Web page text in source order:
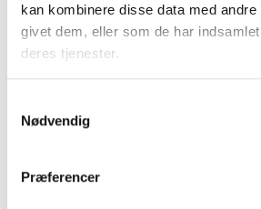
kan kombinere disse data med
givet dem, eller som de har
deres tjenester.
Nødvendig
Præferencer
Kontakt
Vigithan